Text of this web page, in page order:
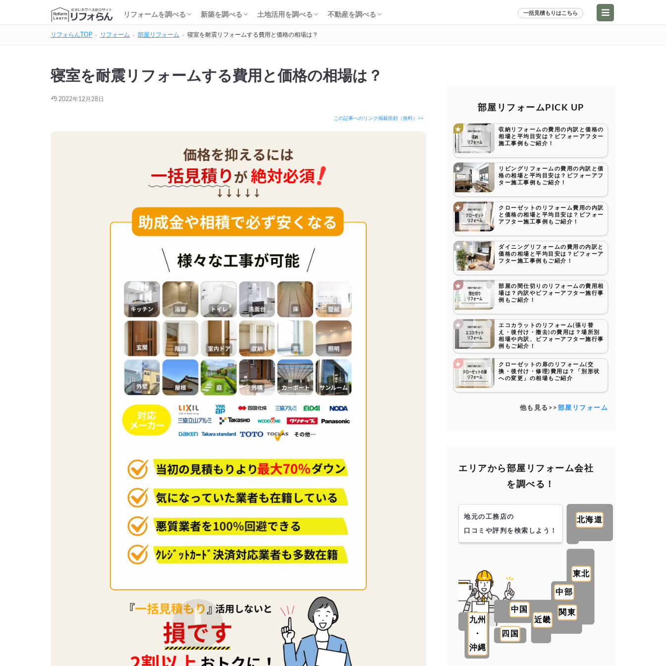
リフォームを調べる
基礎知識・費用を調べる
リフォーム会社を調べる
リフォームローンを調べる
保険・補助金を調べる
新築を調べる
基礎知識・費用を調べる
建築会社・工務店を調べる
家の解体を調べる
土地購入を調べる
住宅ローンを調べる
土地活用を調べる
基礎知識を調べる
土地活用会社を調べる
利回り・初期費用を調べる
不動産を調べる 一括見積もりはこちら
リフォらんTOP リフォーム 部屋リフォーム 寝室を耐震リフォームする費用と価格の相場は？
寝室を耐震リフォームする費用と価格の相場は？
2022年12月28日
この記事へのリンク掲載依頼（無料）>>
部屋リフォームPICK UP
収納リフォームの費用の内訳と価格の
相場と平均目安は？ビフォーアフター
施工事例もご紹介！
リビングリフォームの費用の内訳と価
格の相場と平均目安は？ビフォーアフ
ター施工事例もご紹介！
クローゼットのリフォーム費用の内訳
と価格の相場と平均目安は？ビフォー
アフター施工事例もご紹介！
ダイニングリフォームの費用の内訳と
価格の相場と平均目安は？ビフォーア
フター施工事例もご紹介！
部屋の間仕切りのリフォームの費用相
場は？内訳やビフォーアフター施行事
例もご紹介！
エコカラットのリフォーム(張り替
え・後付け・撤去)の費用は？場所別
相場や内訳、ビフォーアフター施行事
例もご紹介！
クローゼットの扉のリフォーム(交
換・後付け・修理)費用は？「別形状
への変更」の相場もご紹介
他も見る>> 部屋リフォーム
エリアから部屋リフォーム会社
を調べる！
北海道
東北
関東
中部
近畿
中国
四国
九州
・
沖縄
地元の工務店の
口コミや評判を検索しよう！
基礎知識・費用を調べる
リフォーム会社を調べる
リフォームローンを調べる
保険・補助金を調べる 基礎知識・費用を調べる
建築会社・工務店を調べる
家の解体を調べる
土地購入を調べる
住宅ローンを調べる基礎知識を調べる
土地活用会社を調べる
利回り・初期費用を調べる不動産売却を調べる
不動産購入を調べる
不動産投資を調べる